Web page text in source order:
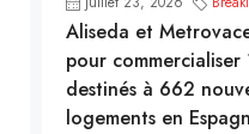
Aliseda et
pour
destinés à 662
logements en